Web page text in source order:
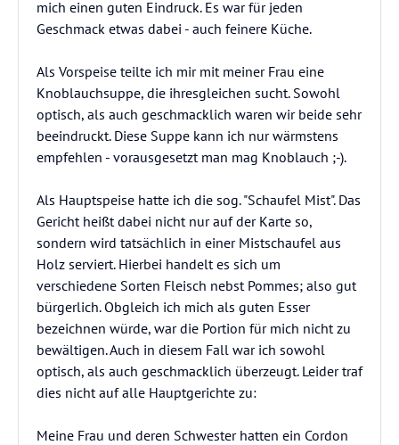
mich einen guten Eindruck. Es war für jeden
Geschmack etwas dabei - auch feinere Küche.
Als Vorspeise teilte ich mir mit meiner Frau eine
Knoblauchsuppe, die ihresgleichen sucht. Sowohl
optisch, als auch geschmacklich waren wir beide sehr
beeindruckt. Diese Suppe kann ich nur wärmstens
empfehlen - vorausgesetzt man mag Knoblauch ;-).
Als Hauptspeise hatte ich die sog. "Schaufel Mist". Das
Gericht heißt dabei nicht nur auf der Karte so,
sondern wird tatsächlich in einer Mistschaufel aus
Holz serviert. Hierbei handelt es sich um
verschiedene Sorten Fleisch nebst Pommes; also gut
bürgerlich. Obgleich ich mich als guten Esser
bezeichnen würde, war die Portion für mich nicht zu
bewältigen. Auch in diesem Fall war ich sowohl
optisch, als auch geschmacklich überzeugt. Leider traf
dies nicht auf alle Hauptgerichte zu:
Meine Frau und deren Schwester hatten ein Cordon